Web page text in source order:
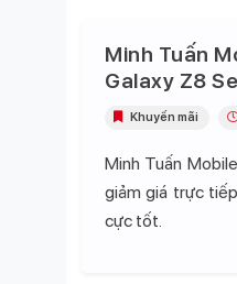
Minh Tuấn
Galaxy Z8
Minh Tuấn
giảm giá trực
cực tốt.
Khuyến mãi